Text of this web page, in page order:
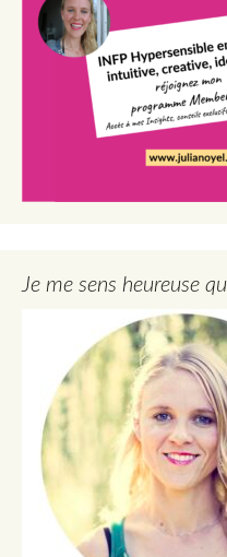
Je me sens heureuse